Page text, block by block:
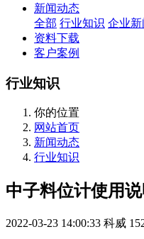
新闻动态
全部 行业知识 企业新
资料下载
客户案例
行业知识
你的位置
网站首页
新闻动态
行业知识
中子料位计使用说
2022-03-23 14:00:33 科威